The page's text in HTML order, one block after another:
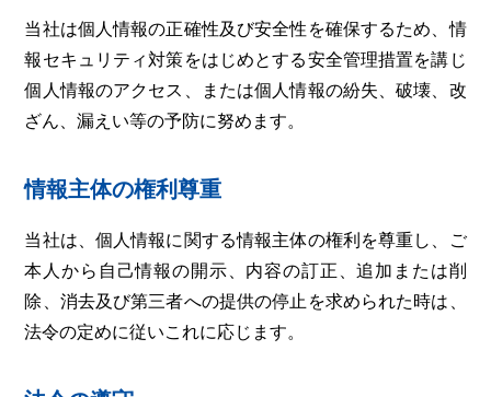
当社は個人情報の正確性及び安全性を確保するため、情
報セキュリティ対策をはじめとする安全管理措置を講じ
個人情報のアクセス、または個人情報の紛失、破壊、改
ざん、漏えい等の予防に努めます。
情報主体の権利尊重
当社は、個人情報に関する情報主体の権利を尊重し、ご
本人から自己情報の開示、内容の訂正、追加または削
除、消去及び第三者への提供の停止を求められた時は、
法令の定めに従いこれに応じます。